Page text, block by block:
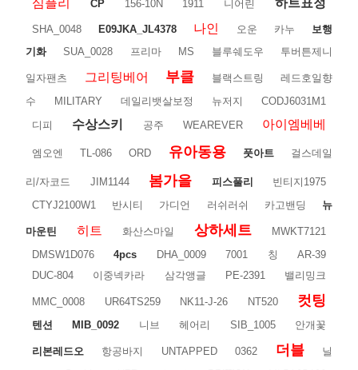
심플리 CP 156-10N 1911 니어린 하트표정
SHA_0048 E09JKA_JL4378 나인 오운 카누
보행
기화
SUA_0028 프리마 MS 블루쉐도우 투버튼제니
일자팬츠 그리팅베어 부클 블랙스트링
레드호일향
수
MILITARY 데일리뱃살보정 뉴저지
CODJ6031M1
디피
수상스키 공주 WEAREVER 아이엠베베
엠오엔 TL-086 ORD 유아동용 풋아트 걸스데일
리/자코드 JIM1144 봄가을 피스풀리
빈티지1975
CTYJ2100W1
반시티 가디언 러쉬러쉬 카고밴딩 뉴
마운틴 히트 화산스마일 상하세트
MWKT7121
DMSW1D076
4pcs DHA_0009 7001 칭
AR-39
DUC-804
이중넥카라 삼각앵글 PE-2391 밸리밍크
MMC_0008 UR64TS259 NK11-J-26 NT520 컷팅
텐션 MIB_0092 니브 헤어리 SIB_1005 안개꽃
리본레드오 항공바지 UNTAPPED 0362 더블
닐